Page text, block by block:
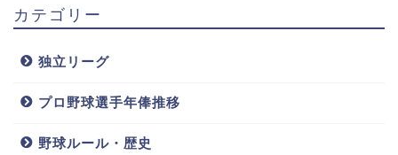
田中広輔選手は5人兄弟の長男で、上から2番目。とい
う事はお姉さんがいるという事になりますね。
事かと思います。田中広輔選手もやはり姉には頭が上
がらなかったそうです。
カテゴリー
独立リーグ
プロ野球選手年俸推移
野球ルール・歴史